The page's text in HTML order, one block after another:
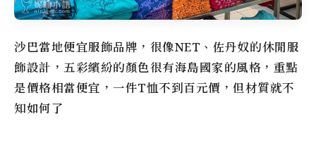
沙巴當地便宜服飾品牌，很像NET、佐丹奴的休閒服
飾設計，五彩繽紛的顏色很有海島國家的風格，重點
是價格相當便宜，一件T恤不到百元價，但材質就不
知如何了